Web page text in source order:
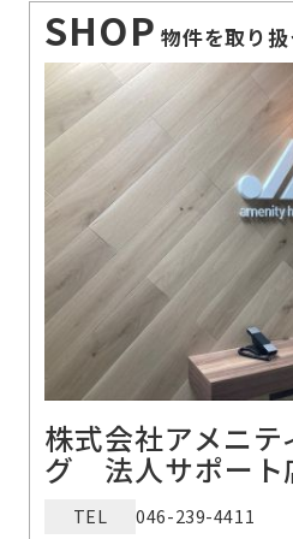
SHOP 物件を取り
株式会社アメニテ
グ 法人サポート
TEL 046-239-4411